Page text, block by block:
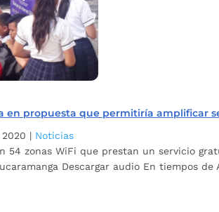
en propuesta que permitiría amplificar
2020 | Noticias
54 zonas WiFi que prestan un servicio
Descargar audio En tiempos